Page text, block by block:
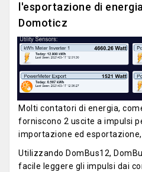
l'esportazione di
Domoticz
Molti contatori di energia,
forniscono 2 uscite a impulsi
importazione ed esportazione,
Utilizzando DomBus12,
facile leggere gli impulsi dai